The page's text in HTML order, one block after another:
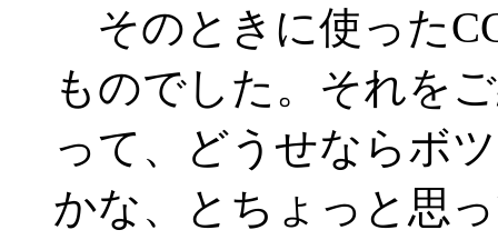
そのときに使った
ものでした。それを
って、どうせならボ
かな、とちょっと思